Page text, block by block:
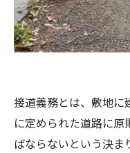
接道義務とは、敷地に
に定められた道路に
ばならないという決ま